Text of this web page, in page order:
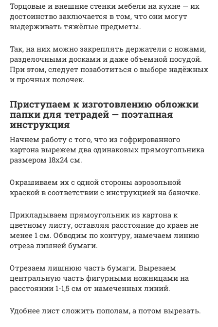
Торцовые и внешние стенки мебели на кухне — их
достоинство заключается в том, что они могут
выдерживать тяжёлые предметы.
Так, на них можно закреплять держатели с ножами,
разделочными досками и даже объемной посудой.
При этом, следует позаботиться о выборе надёжных
и прочных полочек.
Приступаем к изготовлению обложки
папки для тетрадей — поэтапная
инструкция
Начнем работу с того, что из гофрированного
картона вырежем два одинаковых прямоугольника
размером 18х24 см.
Окрашиваем их с одной стороны аэрозольной
краской в соответствии с инструкцией на баночке.
Прикладываем прямоугольник из картона к
цветному листу, оставляя расстояние до краев не
менее 1 см. Обводим по контуру, намечаем линию
отреза лишней бумаги.
Отрезаем лишнюю часть бумаги. Вырезаем
центральную часть фигурными ножницами на
расстоянии 1-1,5 см от намеченных линий.
Удобнее лист сложить пополам, а потом вырезать.